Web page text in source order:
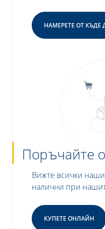
НАМЕРЕТЕ ОТ КЪДЕ
Поръчайте
Вижте всички
налични при
КУПЕТЕ ОНЛАЙН